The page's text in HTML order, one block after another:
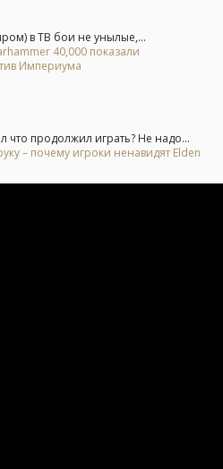
в ТВ бои не унылые,...
40,000 показали
Империума
что продолжил играть? Не надо...
– почему игроки ненавидят Elden